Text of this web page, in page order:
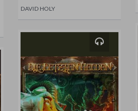
DAVID HOLY